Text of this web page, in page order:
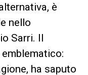
è
nello
Sarri. Il
ha saputo